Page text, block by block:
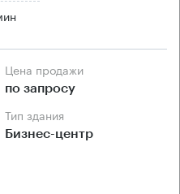
Цена продажи
по запросу
Тип здания
Бизнес-центр